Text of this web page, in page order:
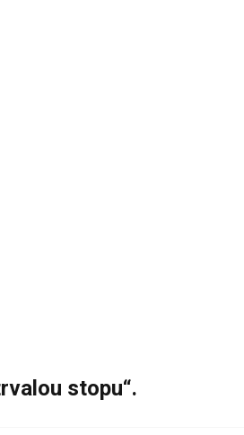
stopu“.